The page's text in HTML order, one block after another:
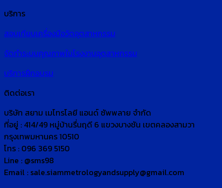
บริการ
สอบเทียบเครื่องมือวัดอุตสาหกรรม
จัดทำระบบคุณภาพในโรงงานอุตสาหกรรม
บริการฝึกอบรม
ติดต่อเรา
บริษัท สยาม เมโทรโลยี แอนด์ ซัพพลาย จำกัด
ที่อยู่ : 414/49 หมู่บ้านรื่นฤดี 6 แขวงบางชัน เขตคลองสามวา
กรุงเทพมหานคร 10510
โทร : 096 369 5150
Line : @sms98
Email : sale.siammetrologyandsupply@gmail.com